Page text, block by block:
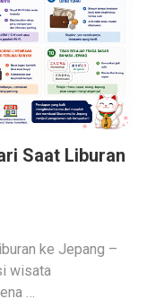
Saat Liburan
ke Jepang –
wisata
…